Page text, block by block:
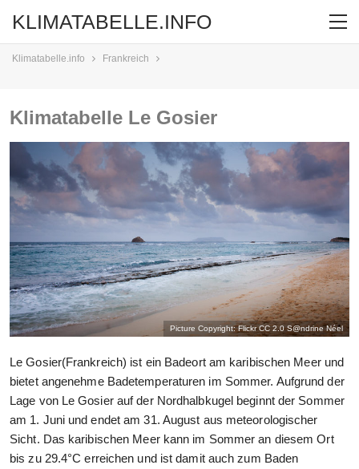
KLIMATABELLE.INFO
Klimatabelle.info Frankreich
Klimatabelle Le Gosier
Picture Copyright: Flickr CC 2.0S@ndrine Néel
Le Gosier(Frankreich) ist ein Badeort am karibischen Meer und
bietet angenehme Badetemperaturen im Sommer. Aufgrund der
Lage von Le Gosier auf der Nordhalbkugel beginnt der Sommer
am 1. Juni und endet am 31. August aus meteorologischer
Sicht. Das karibischen Meer kann im Sommer an diesem Ort
bis zu 29.4°C erreichen und ist damit auch zum Baden